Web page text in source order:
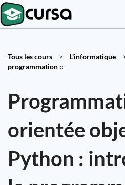
Tous les cours > L'informatique
programmation ::
orientée
Python :